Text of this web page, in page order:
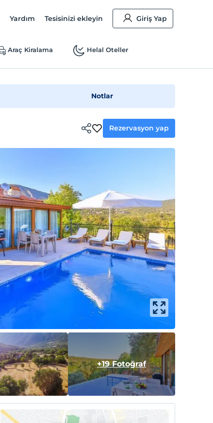
Yardım Tesisinizi ekleyin Giriş Yap
Araç Kiralama Helal Oteller
Notlar
Rezervasyon yap
+19 Fotoğraf